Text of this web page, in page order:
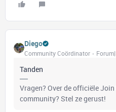
Diego
Community Coördinator
Tanden
Vragen? Over de officiële
community? Stel ze gerust!